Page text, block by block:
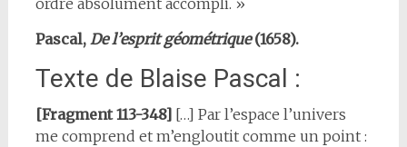
Pascal, De l’esprit géométrique(1658).
Texte de Blaise Pascal :
[Fragment 113-348][…] Par l’espace l’univers
me comprend et m’engloutit comme un point :